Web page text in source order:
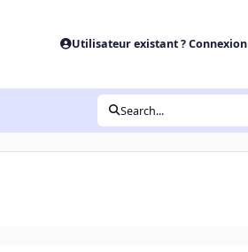
Utilisateur existant ? Connexion
Search...